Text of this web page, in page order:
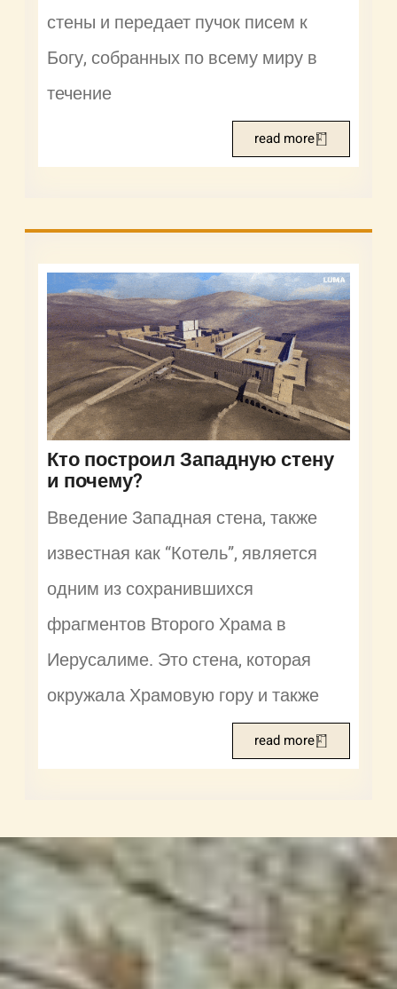
стены и передает пучок писем к
Богу, собранных по всему миру в
течение
read more
Кто построил Западную стену
и почему?
Введение Западная стена, также
известная как “Котель”, является
одним из сохранившихся
фрагментов Второго Храма в
Иерусалиме. Это стена, которая
окружала Храмовую гору и также
read more